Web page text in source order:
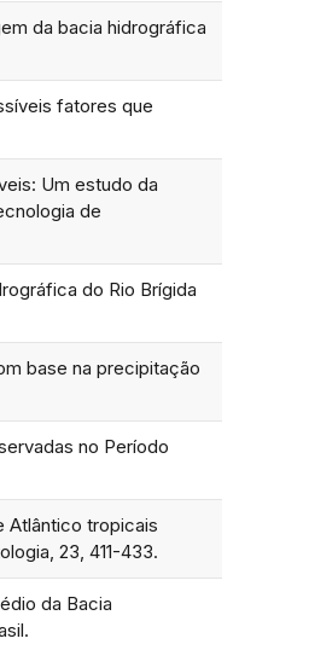
da bacia hidrográfica
fatores que
Um estudo da
de
do Rio Brígida
base na precipitação
no Período
Atlântico tropicais
23, 411-433.
da Bacia